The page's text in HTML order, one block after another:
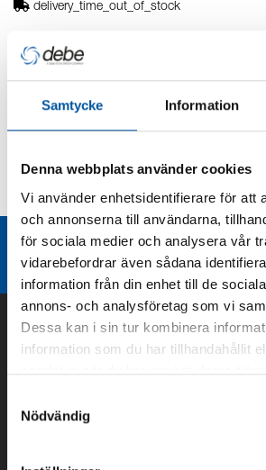
Samtycke Information
Denna webbplats använder cookies
Vi använder enhetsidentifierare för att
och annonserna till användarna,
för sociala medier och analysera vår
vidarebefordrar även sådana
information från din enhet till de
annons- och analysföretag som vi
Dessa kan i sin tur kombinera
information som du har tillhandahållit
samlat in när du har använt deras
Nödvändig
delivery_time_out_of_stock
Produktbeskrivning
Teknisk dokumentation
Liknande produktgrupper